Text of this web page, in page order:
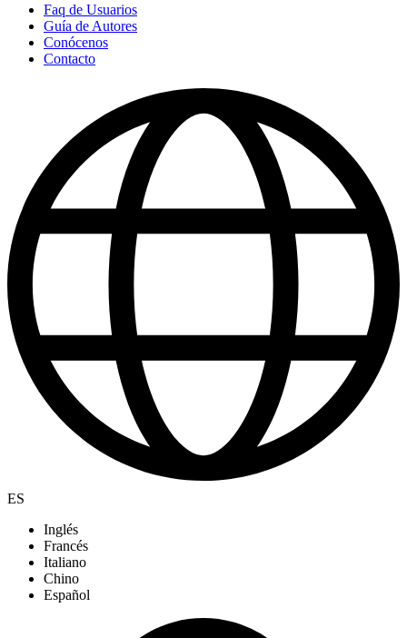
Faq de Usuarios
Guía de Autores
Conócenos
Contacto
ES
Inglés
Francés
Italiano
Chino
Español